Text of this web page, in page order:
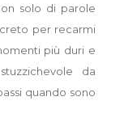
solo di parole
per recarmi
più duri e
da
quando sono